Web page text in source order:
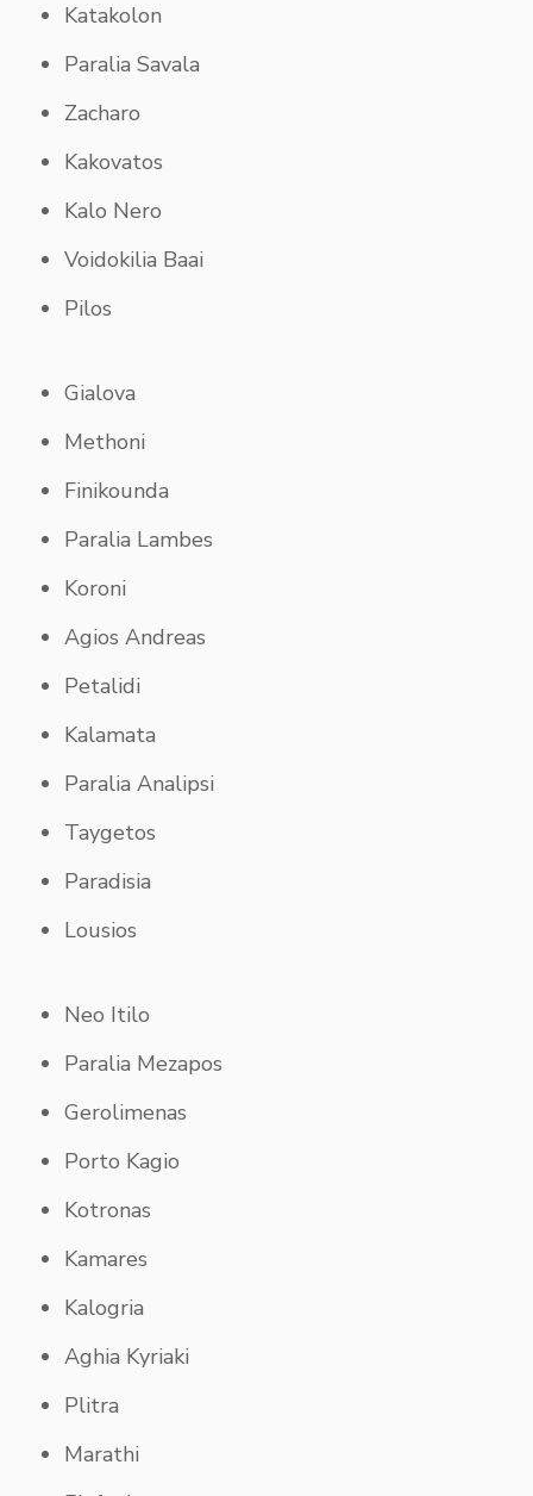
Katakolon
Paralia Savala
Zacharo
Kakovatos
Kalo Nero
Voidokilia Baai
Pilos
Gialova
Methoni
Finikounda
Paralia Lambes
Koroni
Agios Andreas
Petalidi
Kalamata
Paralia Analipsi
Taygetos
Paradisia
Lousios
Neo Itilo
Paralia Mezapos
Gerolimenas
Porto Kagio
Kotronas
Kamares
Kalogria
Aghia Kyriaki
Plitra
Marathi